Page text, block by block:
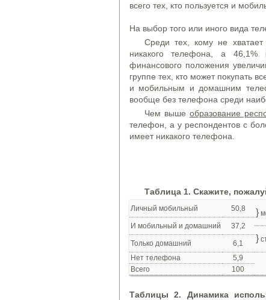
всего тех, кто пользуется и
На выбор того или иного вида
Среди тех, кому не
никакого телефона, а
финансового положения
группе тех, кто может покупать
и мобильным и домашним
вообще без телефона среди
Чем выше образование
телефон, а у респондентов с
имеет никакого телефона.
Таблица1. Скажите,
Личный мобильный 50,8 }
И мобильный и домашний
37,2
}
Только домашний
6,1
Нет телефона
5,9
Всего
100
Таблицы 2. Динамика